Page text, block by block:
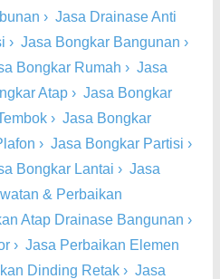
› Jasa Drainase Anti
› Jasa Bongkar Bangunan ›
Bongkar Rumah › Jasa
Atap › Jasa Bongkar
› Jasa Bongkar
› Jasa Bongkar Partisi ›
Bongkar Lantai › Jasa
& Perbaikan
Atap Drainase Bangunan ›
› Jasa Perbaikan Elemen
Dinding Retak › Jasa